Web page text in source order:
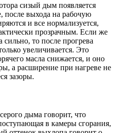
сизый дым появляется
после выхода на рабочую
и все нормализуется,
прозрачным. Если же
то после прогрева
увеличивается. Это
масла снижается, и оно
а расширение при нагреве не
зазоры.
дыма говорит, что
в камеры сгорания,